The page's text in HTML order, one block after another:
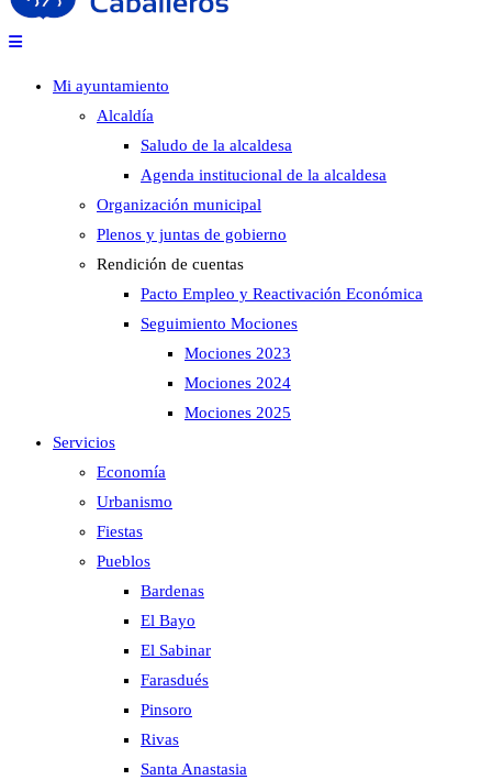
Mi ayuntamiento
Alcaldía
Saludo de la alcaldesa
Agenda institucional de la alcaldesa
Organización municipal
Plenos y juntas de gobierno
Rendición de cuentas
Pacto Empleo y Reactivación Económica
Seguimiento Mociones
Mociones 2023
Mociones 2024
Mociones 2025
Servicios
Economía
Urbanismo
Fiestas
Pueblos
Bardenas
El Bayo
El Sabinar
Farasdués
Pinsoro
Rivas
Santa Anastasia